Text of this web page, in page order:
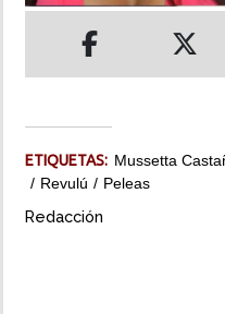
ETIQUETAS: Mussetta
Revulú
Peleas
Redacción